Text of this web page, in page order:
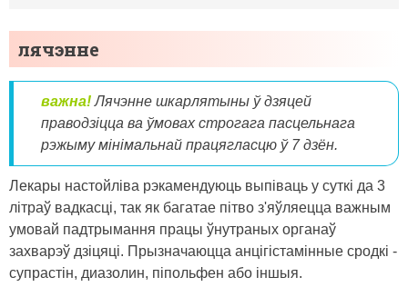
лячэнне
важна!Лячэнне шкарлятыны ў дзяцей
праводзіцца ва ўмовах строгага пасцельнага
рэжыму мінімальнай працягласцю ў 7 дзён.
Лекары настойліва рэкамендуюць выпіваць у суткі да 3
літраў вадкасці, так як багатае пітво з'яўляецца важным
умовай падтрымання працы ўнутраных органаў
захварэў дзіцяці. Прызначаюцца анцігістамінные сродкі -
супрастін, диазолин, піпольфен або іншыя.